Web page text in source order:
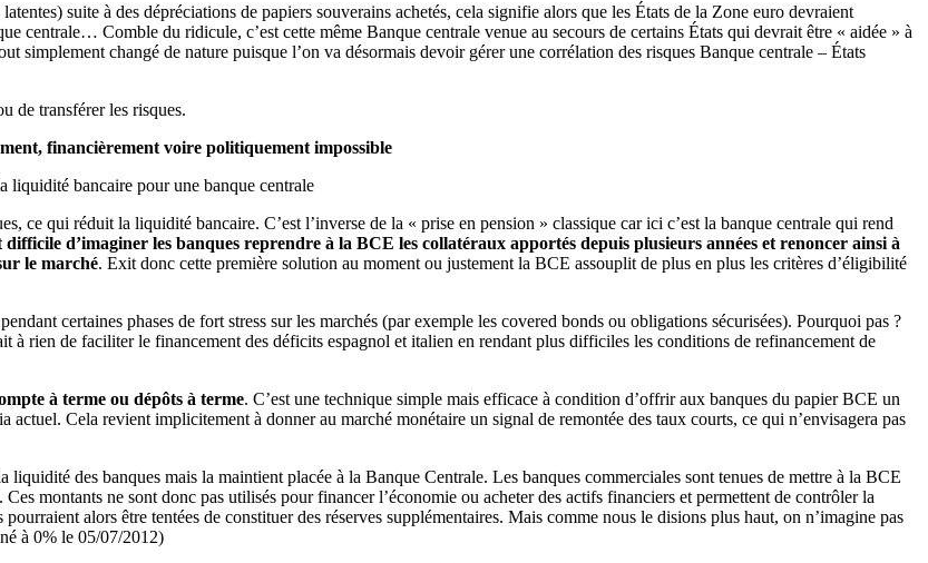
suite à des dépréciations de papiers souverains achetés, cela signifie alors que les États de la Zone euro devraient
centrale… Comble du ridicule, c’est cette même Banque centrale venue au secours de certains États qui devrait être « aidée » à
simplement changé de nature puisque l’on va désormais devoir gérer une corrélation des risques Banque centrale – États
de transférer les risques.
financièrement voire politiquement impossible
liquidité bancaire pour une banque centrale
ce qui réduit la liquidité bancaire. C’est l’inverse de la « prise en pension » classique car ici c’est la banque centrale qui rend
d’imaginer les banques reprendre à la BCE les collatéraux apportés depuis plusieurs années et renoncer ainsi à
le marché. Exit donc cette première solution au moment ou justement la BCE assouplit de plus en plus les critères d’éligibilité
certaines phases de fort stress sur les marchés (par exemple les covered bonds ou obligations sécurisées). Pourquoi pas ?
rien de faciliter le financement des déficits espagnol et italien en rendant plus difficiles les conditions de refinancement de
à terme ou dépôts à terme. C’est une technique simple mais efficace à condition d’offrir aux banques du papier BCE un
Cela revient implicitement à donner au marché monétaire un signal de remontée des taux courts, ce qui n’envisagera pas
liquidité des banques mais la maintient placée à la Banque Centrale. Les banques commerciales sont tenues de mettre à la BCE
montants ne sont donc pas utilisés pour financer l’économie ou acheter des actifs financiers et permettent de contrôler la
alors être tentées de constituer des réserves supplémentaires. Mais comme nous le disions plus haut, on n’imagine pas
à 0% le 05/07/2012)